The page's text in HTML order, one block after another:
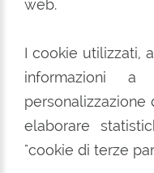
web.
I cookie utilizzati,
informazioni
elaborare
"cookie di terze